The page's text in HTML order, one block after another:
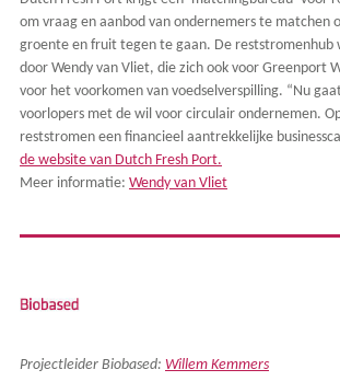
om vraag en aanbod van ondernemers te matchen
groente en fruit tegen te gaan. De reststromenhub
door Wendy van Vliet, die zich ook voor Greenport
voor het voorkomen van voedselverspilling. “Nu
voorlopers met de wil voor circulair ondernemen.
reststromen een financieel aantrekkelijke
de website van Dutch Fresh Port.
Meer informatie: Wendy van Vliet
Projectleider Biobased: Willem Kemmers